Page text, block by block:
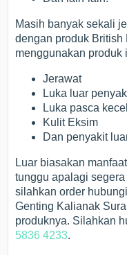
Masih banyak sekali
dengan produk
menggunakan produk
Jerawat
Luka luar
Luka pasca
Kulit Eksim
Dan penyakit
Luar biasakan
tunggu apalagi
silahkan order
Genting Kalianak
produknya. Silahkan
5836 4233.